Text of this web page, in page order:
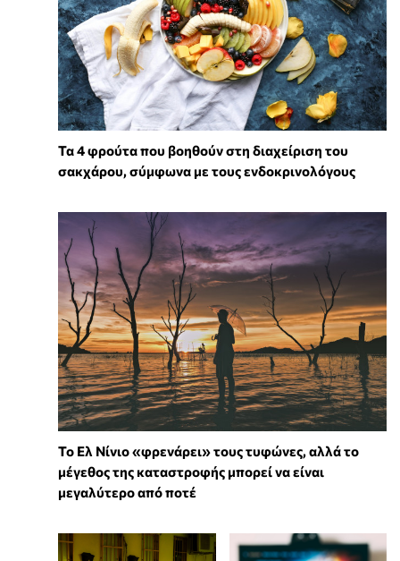
Τα 4 φρούτα που βοηθούν στη διαχείριση του
σακχάρου, σύμφωνα με τους ενδοκρινολόγους
Το Ελ Νίνιο «φρενάρει» τους τυφώνες, αλλά το
μέγεθος της καταστροφής μπορεί να είναι
μεγαλύτερο από ποτέ